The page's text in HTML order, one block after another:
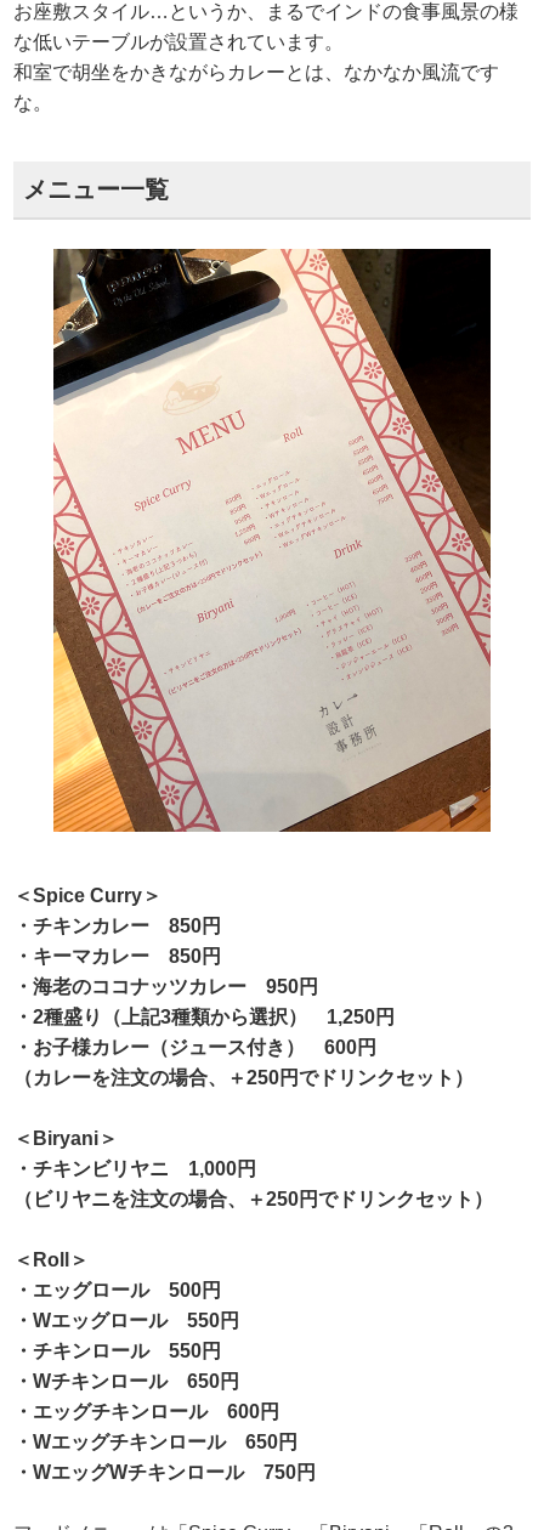
お座敷スタイル…というか、まるでインドの食事風景の様
な低いテーブルが設置されています。
和室で胡坐をかきながらカレーとは、なかなか風流です
な。
メニュー一覧
＜Spice Curry＞
・チキンカレー 850円
・キーマカレー 850円
・海老のココナッツカレー 950円
・2種盛り（上記3種類から選択） 1,250円
・お子様カレー（ジュース付き） 600円
（カレーを注文の場合、＋250円でドリンクセット）
＜Biryani＞
・チキンビリヤニ 1,000円
（ビリヤニを注文の場合、＋250円でドリンクセット）
＜Roll＞
・エッグロール 500円
・Wエッグロール 550円
・チキンロール 550円
・Wチキンロール 650円
・エッグチキンロール 600円
・Wエッグチキンロール 650円
・WエッグWチキンロール 750円